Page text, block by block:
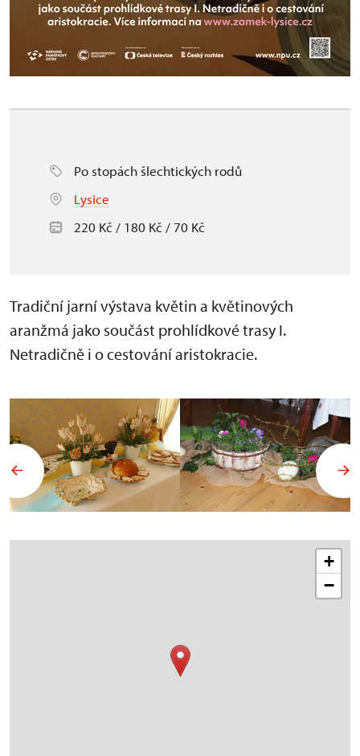
Po stopách šlechtických rodů
Lysice
220 Kč / 180 Kč / 70 Kč
Tradiční jarní výstava květin a květinových
aranžmá jako součást prohlídkové trasy I.
Netradičně i o cestování aristokracie.
+
−